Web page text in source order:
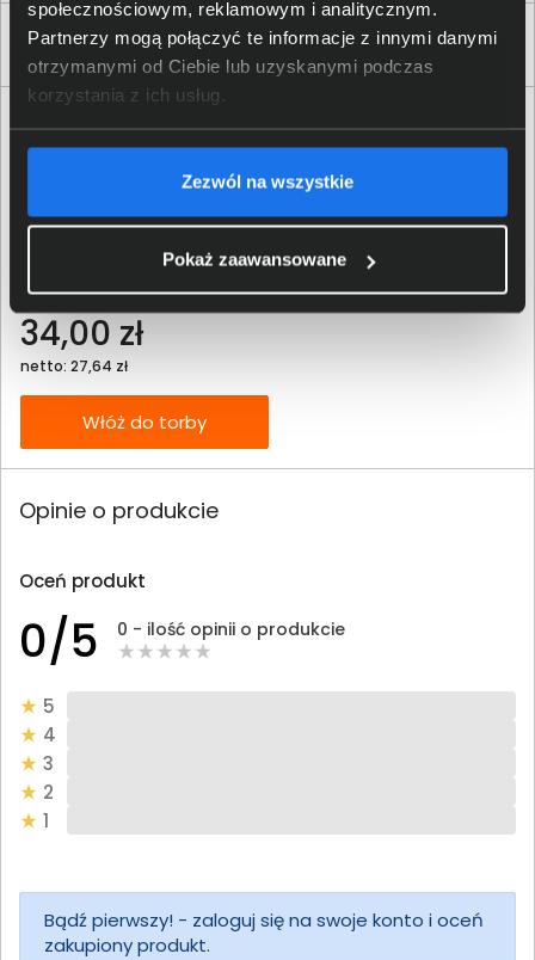
społecznościowym, reklamowym i analitycznym.
Partnerzy mogą połączyć te informacje z innymi danymi
otrzymanymi od Ciebie lub uzyskanymi podczas
korzystania z ich usług.
Zezwól na wszystkie
Pokaż zaawansowane
Produkty podobne
34,00 zł
netto: 27,64 zł
Włóż do torby
Opinie o produkcie
Oceń produkt
0/5 0 - ilość opinii o produkcie
5
4
3
2
1
Bądź pierwszy! - zaloguj się na swoje konto i oceń
zakupiony produkt.